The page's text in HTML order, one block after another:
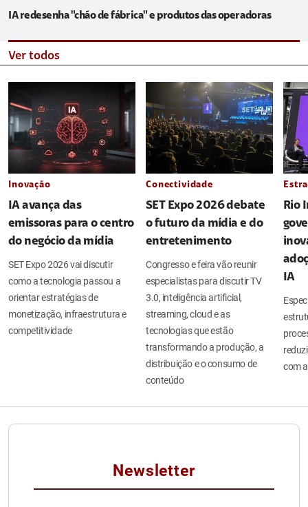
IA redesenha "chão de fábrica" e produtos das operadoras
Ver todos
Inovação
IA avança das
emissoras para o centro
do negócio da mídia
SET Expo 2026 vai discutir
como a tecnologia passou a
orientar estratégias de
monetização, infraestrutura e
competitividade
Conectividade
SET Expo 2026 debate
o futuro da mídia e do
entretenimento
Congresso e feira vão reunir
especialistas para discutir TV
3.0, inteligência artificial,
streaming, cloud e as
tecnologias que estão
transformando a produção, a
distribuição e o consumo de
conteúdo
Rio
IA
com
Newsletter